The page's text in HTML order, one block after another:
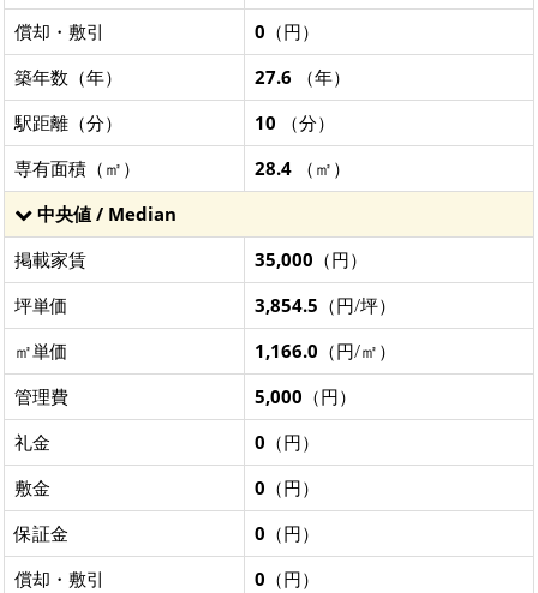
償却・敷引
0 （円）
築年数（年）
27.6 （年）
駅距離（分）
10 （分）
専有面積（㎡）
28.4 （㎡）
中央値 / Median
掲載家賃
35,000 （円）
坪単価
3,854.5 （円/坪）
㎡単価
1,166.0 （円/㎡）
管理費
5,000 （円）
礼金
0 （円）
敷金
0 （円）
保証金
0 （円）
償却・敷引
0 （円）